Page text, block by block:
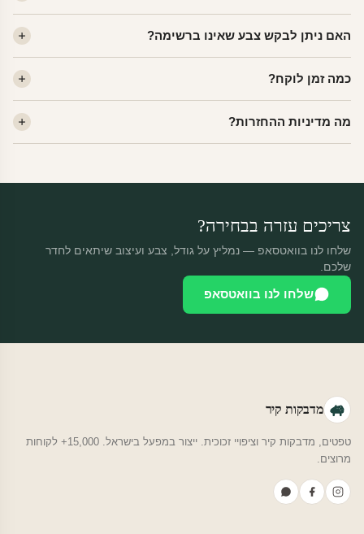
שינה של מבוגרים — L. לפינה קטנה — S.
האם ניתן לבקש צבע שאינו ברשימה?
הצבעים זמינים ללא תוספת מחיר.
כמה זמן לוקח?
14:00 — יצאו באותו יום.
מה מדיניות ההחזרות?
צריכים עזרה בבחירה?
שלחו לנו בוואטסאפ — נמליץ על גודל, צבע ועיצוב שיתאים לחדר
שלכם.
שלחו לנו בוואטסאפ
מדבקות קיר
טפטים, מדבקות קיר וציפויי זכוכית. ייצור במפעל בישראל. 15,000+ לקוחות
מרוצים.